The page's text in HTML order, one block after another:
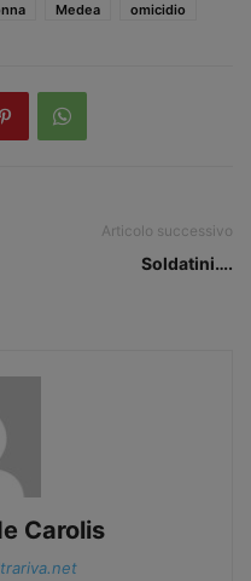
Medea omicidio
Articolo successivo
Soldatini….
Carolis